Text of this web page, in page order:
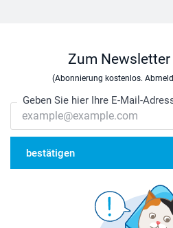
Zum Newsletter
(Abonnierung kostenlos.
Geben Sie hier Ihre E-Mail-
bestätigen